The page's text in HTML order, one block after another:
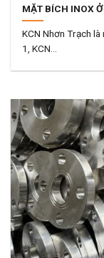
MẶT BÍCH INOX
KCN Nhơn Trạch
1, KCN...